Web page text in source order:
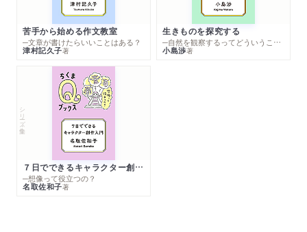
苦手から始める作文教室
─文章が書けたらいいことはある？
津村記久子著
生きものを探究する
─自然を観察するってどういうこと？
小島渉著
シリーズ・全集
７日でできるキャラクター創作入門
─想像って役立つの？
名取佐和子著